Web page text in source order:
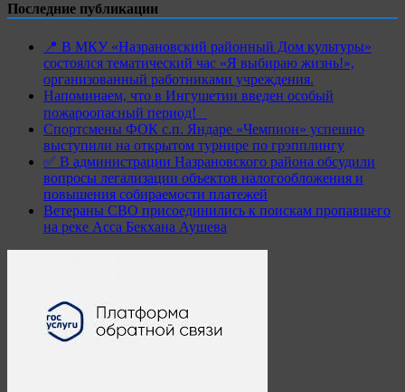
Последние публикации
📍 В МКУ «Назрановский районный Дом культуры»
состоялся тематический час «Я выбираю жизнь!»,
организованный работниками учреждения.
Напоминаем, что в Ингушетии введен особый
пожароопасный период!⁣⁣⠀
Спортсмены ФОК с.п. Яндаре «Чемпион» успешно
выступили на открытом турнире по грэпплингу
✅ В администрации Назрановского района обсудили
вопросы легализации объектов налогообложения и
повышения собираемости платежей
Ветераны СВО присоединились к поискам пропавшего
на реке Асса Бекхана Аушева